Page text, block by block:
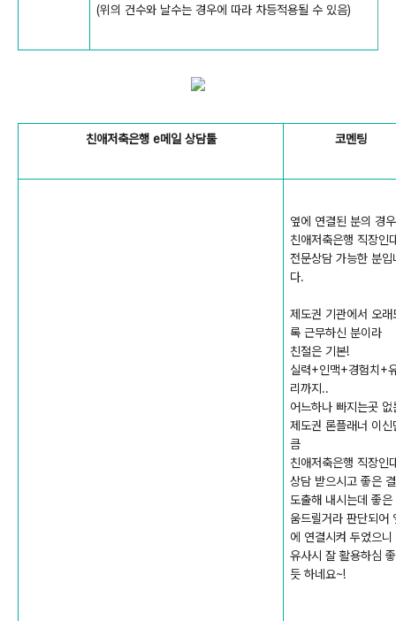
(위의 건수와 날수는 경우에 따라 차등적용될 수 있음)
친애저축은행 e메일 상담툴 코멘팅
옆에 연결된 분의 경
친애저축은행 직장인
전문상담 가능한 분입
다.
제도권 기관에서 오래
록 근무하신 분이라
친절은 기본!
실력+인맥+경험치+
리까지..
어느하나 빠지는곳 없
제도권 론플래너 이신
큼
친애저축은행 직장인
상담 받으시고 좋은
도출해 내시는데 좋은
움드릴거라 판단되어
에 연결시켜 두었으니
유사시 잘 활용하심
듯 하네요~!